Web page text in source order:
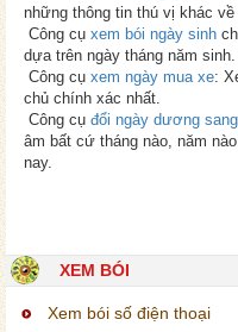
những thông tin thú vị khác
Công cụ xem bói ngày sinh
dựa trên ngày tháng năm sinh.
Công cụ xem ngày mua xe:
chủ chính xác nhất.
Công cụ đổi ngày dương
âm bất cứ tháng nào, năm
nay.
XEM BÓI
Xem bói số điện thoại